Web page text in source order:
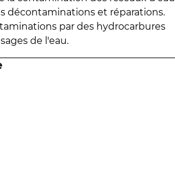
décontaminations et réparations.
par des hydrocarbures
de l'eau.